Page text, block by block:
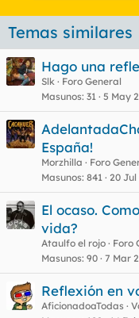
Temas similares
Hago una
Slk
Foro General
Masunos 31 5 May
España!
Morzhilla
Foro
Masunos 841 20 Jul
El ocaso.
vida?
Ataulfo el rojo
Foro
Masunos 90 7 Mar
Reflexión en
AficionadoaTodas